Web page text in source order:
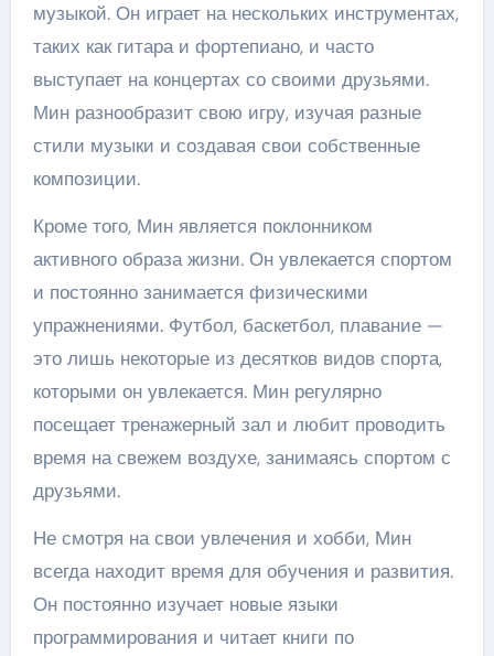
музыкой. Он играет на нескольких инструментах,
таких как гитара и фортепиано, и часто
выступает на концертах со своими друзьями.
Мин разнообразит свою игру, изучая разные
стили музыки и создавая свои собственные
композиции.
Кроме того, Мин является поклонником
активного образа жизни. Он увлекается спортом
и постоянно занимается физическими
упражнениями. Футбол, баскетбол, плавание —
это лишь некоторые из десятков видов спорта,
которыми он увлекается. Мин регулярно
посещает тренажерный зал и любит проводить
время на свежем воздухе, занимаясь спортом с
друзьями.
Не смотря на свои увлечения и хобби, Мин
всегда находит время для обучения и развития.
Он постоянно изучает новые языки
программирования и читает книги по